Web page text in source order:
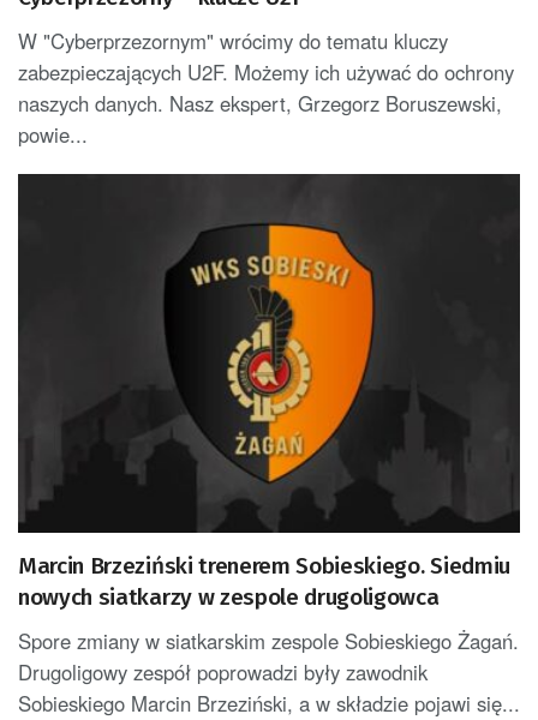
W "Cyberprzezornym" wrócimy do tematu kluczy
zabezpieczających U2F. Możemy ich używać do ochrony
naszych danych. Nasz ekspert, Grzegorz Boruszewski,
powie...
Marcin Brzeziński trenerem Sobieskiego. Siedmiu
nowych siatkarzy w zespole drugoligowca
Spore zmiany w siatkarskim zespole Sobieskiego Żagań.
Drugoligowy zespół poprowadzi były zawodnik
Sobieskiego Marcin Brzeziński, a w składzie pojawi się...